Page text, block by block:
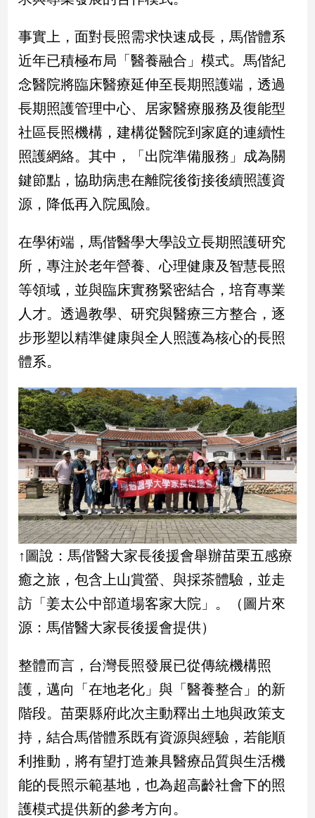
感
情
藝
術
／
文
創
／
電
影
推
薦
技/
遊
戲
運
動
寵
物
影
音
專
區
合
作
媒
體
投
稿
區
【我
的
觀
點】
事實上，面對長照需求快速成長，馬偕體系
近年已積極布局「醫養融合」模式。馬偕紀
念醫院將臨床醫療延伸至長期照護端，透過
長期照護管理中心、居家醫療服務及復能型
社區長照機構，建構從醫院到家庭的連續性
照護網絡。其中，「出院準備服務」成為關
鍵節點，協助病患在離院後銜接後續照護資
源，降低再入院風險。
在學術端，馬偕醫學大學設立長期照護研究
所，專注於老年營養、心理健康及智慧長照
等領域，並與臨床實務緊密結合，培育專業
人才。透過教學、研究與醫療三方整合，逐
步形塑以精準健康與全人照護為核心的長照
體系。
↑圖說：馬偕醫大家長後援會舉辦苗栗五感療
癒之旅，包含上山賞螢、與採茶體驗，並走
訪「姜太公中部道場客家大院」。（圖片來
源：馬偕醫大家長後援會提供）
整體而言，台灣長照發展已從傳統機構照
護，邁向「在地老化」與「醫養整合」的新
階段。苗栗縣府此次主動釋出土地與政策支
持，結合馬偕體系既有資源與經驗，若能順
利推動，將有望打造兼具醫療品質與生活機
能的長照示範基地，也為超高齡社會下的照
護模式提供新的參考方向。